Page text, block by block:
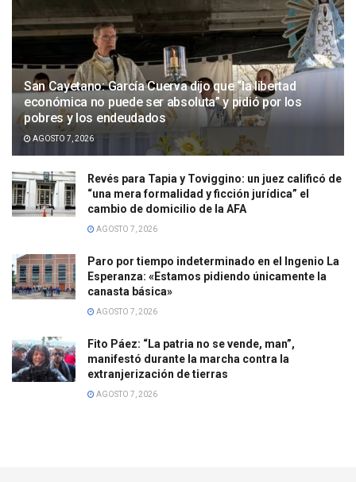
San Cayetano: García Cuerva dijo que “la libertad
económica no puede ser absoluta” y pidió por los
pobres y los endeudados
AGOSTO 7, 2026
Revés para Tapia y Toviggino: un juez calificó de
“una mera formalidad y ficción jurídica” el
cambio de domicilio de la AFA
AGOSTO 7, 2026
Paro por tiempo indeterminado en el Ingenio La
Esperanza: «Estamos pidiendo únicamente la
canasta básica»
AGOSTO 7, 2026
Fito Páez: “La patria no se vende, man”,
manifestó durante la marcha contra la
extranjerización de tierras
AGOSTO 7, 2026